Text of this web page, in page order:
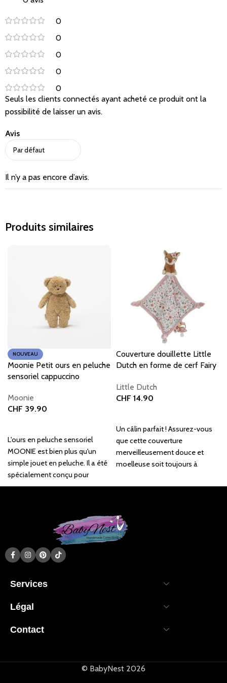
0
0
0
0
0
Avis
Il n’y a pas encore d’avis.
Seuls les clients connectés ayant acheté ce produit ont la
possibilité de laisser un avis.
Produits similaires
NOUVEAU
Moonie Petit ours en peluche
sensoriel cappuccino
Moonie
CHF 39.90
L'ours en peluche sensoriel
MOONIE est bien plus qu'un
simple jouet en peluche. Il a été
spécialement conçu pour
favoriser le développement
Couverture douillette Little
Dutch en forme de cerf Fairy
Little Dutch
CHF 14.90
Un câlin parfait ! Assurez-vous
que cette couverture
merveilleusement douce et
moelleuse soit toujours à
soyez.
Services
Légal
Contact
© BabyNest 2026